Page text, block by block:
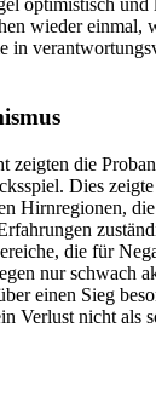
optimistisch
wieder einmal,
in
zeigten die
Dies
Hirnregionen,
die für
nur schwach
einen Sieg
Verlust nicht als